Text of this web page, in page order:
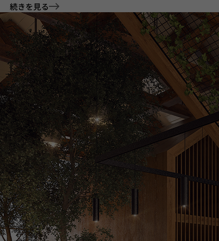
続きを見る